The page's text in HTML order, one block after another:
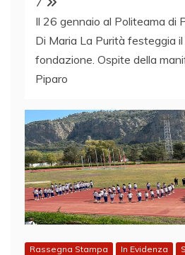
Il 26 gennaio al Politeama di
Di Maria La Purità festeggia
fondazione. Ospite della
Piparo
Rassegna Stampa In Evidenza